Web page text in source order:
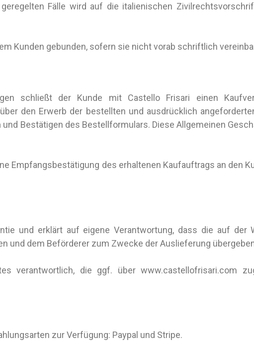
Fälle wird auf die italienischen
Kunden gebunden, sofern sie nicht vorab schriftlich
schließt der Kunde mit Castello Frisari einen
den Erwerb der bestellten und ausdrücklich
Bestätigen des Bestellformulars. Diese Allgemeinen
Empfangsbestätigung des erhaltenen Kaufauftrags an den
und erklärt auf eigene Verantwortung, dass die auf der
und dem Beförderer zum Zwecke der Auslieferung
verantwortlich, die ggf. über www.castellofrisari.com
zur Verfügung: Paypal und Stripe.